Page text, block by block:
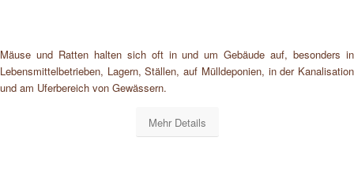
Mäuse und Ratten halten sich oft in und um Gebäude auf, besonders in
Lebensmittelbetrieben, Lagern, Ställen, auf Mülldeponien, in der Kanalisation
und am Uferbereich von Gewässern.
Mehr Details